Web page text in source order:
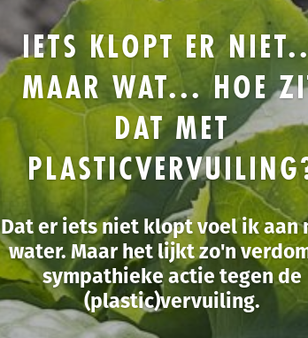
IETS KLOPT ER
MAAR WAT... HOE
DAT MET
Dat er iets niet klopt voel ik aan
water. Maar het lijkt zo'n
sympathieke actie tegen de
(plastic)vervuiling.